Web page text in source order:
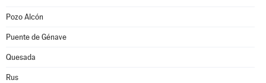
Pozo Alcón
Puente de Génave
Quesada
Rus